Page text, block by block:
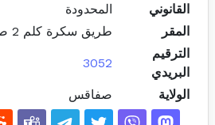
القانوني
المحدودة
المقر
طريق سكرة كلم 2 صفاقس الشرقية
الترقيم
البريدي
3052
الولاية صفاقس